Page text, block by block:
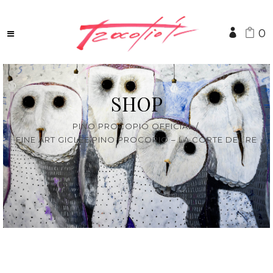
0
SHOP
PINO PROCOPIO OFFICIAL/
FINE ART GICLÈE PINO PROCOPIO – LA CORTE DEL RE